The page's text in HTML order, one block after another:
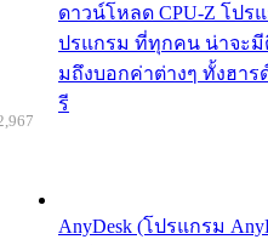
ดาวน์โหลด CPU-Z โปร
ปรแกรม ที่ทุกคน น่าจะมี
มถึงบอกค่าต่างๆ ทั้งฮาร
รี
AnyDesk (โปรแกรม